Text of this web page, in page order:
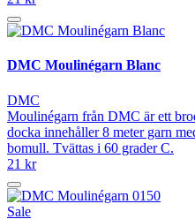
DMC Moulinégarn Blanc
DMC
Moulinégarn från DMC är ett
docka innehåller 8 meter garn
bomull. Tvättas i 60 grader C.
21 kr
Sale